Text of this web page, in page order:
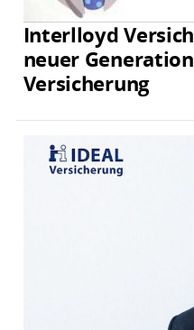
Interlloyd
neuer
Versicherung